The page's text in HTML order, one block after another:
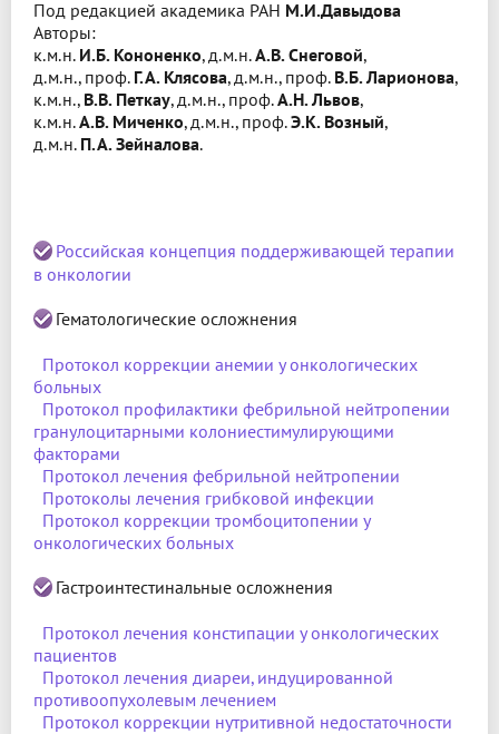
Под редакцией академика РАН М.И.Давыдова
Авторы:
к.м.н. И.Б. Кононенко, д.м.н.А.В. Снеговой,
д.м.н., проф. Г.А. Клясова, д.м.н., проф. В.Б. Ларионова,
к.м.н., В.В. Петкау, д.м.н., проф.А.Н. Львов,
к.м.н.А.В. Миченко, д.м.н., проф.Э.К. Возный,
д.м.н. П.А. Зейналова.
Российская концепция поддерживающей терапии
в онкологии
Гематологические осложнения
Протокол коррекции анемии у онкологических
больных
Протокол профилактики фебрильной нейтропении
гранулоцитарными колониестимулирующими
факторами
Протокол лечения фебрильной нейтропении
Протоколы лечения грибковой инфекции
Протокол коррекции тромбоцитопении у
онкологических больных
Гастроинтестинальные осложнения
Протокол лечения констипации у онкологических
пациентов
Протокол лечения диареи, индуцированной
противоопухолевым лечением
Протокол коррекции нутритивной недостаточности